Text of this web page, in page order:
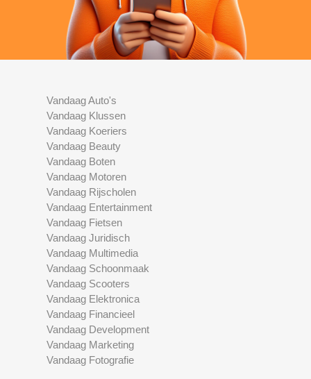
Vandaag Auto's
Vandaag Klussen
Vandaag Koeriers
Vandaag Beauty
Vandaag Boten
Vandaag Motoren
Vandaag Rijscholen
Vandaag Entertainment
Vandaag Fietsen
Vandaag Juridisch
Vandaag Multimedia
Vandaag Schoonmaak
Vandaag Scooters
Vandaag Elektronica
Vandaag Financieel
Vandaag Development
Vandaag Marketing
Vandaag Fotografie